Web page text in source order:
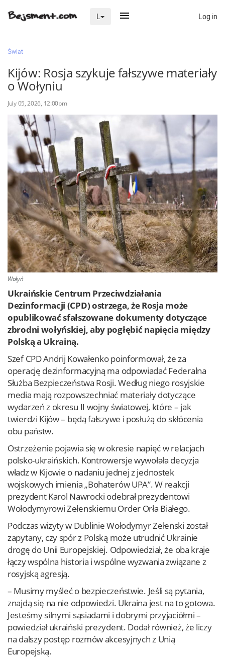
Na skróty
Zaloguj przez Clascal
×
Log in
Świat
Kijów: Rosja szykuje fałszywe materiały
o Wołyniu
July 05, 2026, 12:00pm
Wołyń
Ukraińskie Centrum Przeciwdziałania
Dezinformacji (CPD) ostrzega, że Rosja może
opublikować sfałszowane dokumenty dotyczące
zbrodni wołyńskiej, aby pogłębić napięcia między
Polską a Ukrainą.
Szef CPD Andrij Kowałenko poinformował, że za
operację dezinformacyjną ma odpowiadać Federalna
Służba Bezpieczeństwa Rosji. Według niego rosyjskie
media mają rozpowszechniać materiały dotyczące
wydarzeń z okresu II wojny światowej, które – jak
twierdzi Kijów – będą fałszywe i posłużą do skłócenia
obu państw.
Ostrzeżenie pojawia się w okresie napięć w relacjach
polsko-ukraińskich. Kontrowersje wywołała decyzja
władz w Kijowie o nadaniu jednej z jednostek
wojskowych imienia „Bohaterów UPA”. W reakcji
prezydent Karol Nawrocki odebrał prezydentowi
Wołodymyrowi Zełenskiemu Order Orła Białego.
Podczas wizyty w Dublinie Wołodymyr Zełenski został
zapytany, czy spór z Polską może utrudnić Ukrainie
drogę do Unii Europejskiej. Odpowiedział, że oba kraje
łączy wspólna historia i wspólne wyzwania związane z
rosyjską agresją.
– Musimy myśleć o bezpieczeństwie. Jeśli są pytania,
znajdą się na nie odpowiedzi. Ukraina jest na to gotowa.
Jesteśmy silnymi sąsiadami i dobrymi przyjaciółmi –
powiedział ukraiński prezydent. Dodał również, że liczy
na dalszy postęp rozmów akcesyjnych z Unią
Europejską.